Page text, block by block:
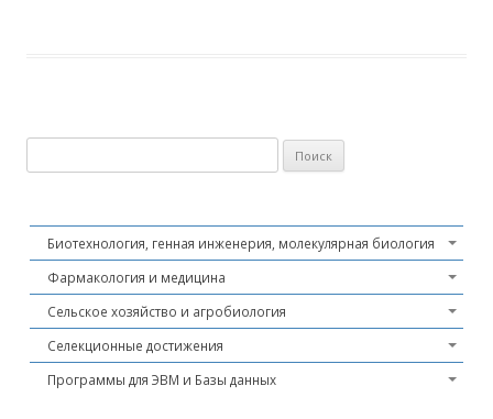
Биотехнология, генная инженерия, молекулярная биология
Фармакология и медицина
Сельское хозяйство и агробиология
Селекционные достижения
Программы для ЭВМ и Базы данных